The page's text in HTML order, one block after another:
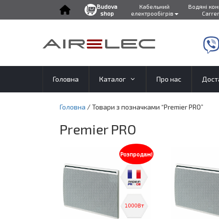
Головна Каталог Про нас
Головна / Товари з позначками “Premier PRO”
Premier PRO
Розпродаж!
Budova
shop
Кабельний
електрообігрів
Водяні